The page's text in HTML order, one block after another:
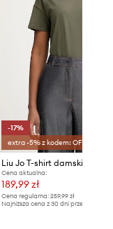
-17%
extra -5% z kodem: OFF*
Liu Jo T-shirt damski
Cena aktualna:
189,99 zł
Cena regularna: 259,99 zł
Najniższa cena z 30 dni przed obniżką: